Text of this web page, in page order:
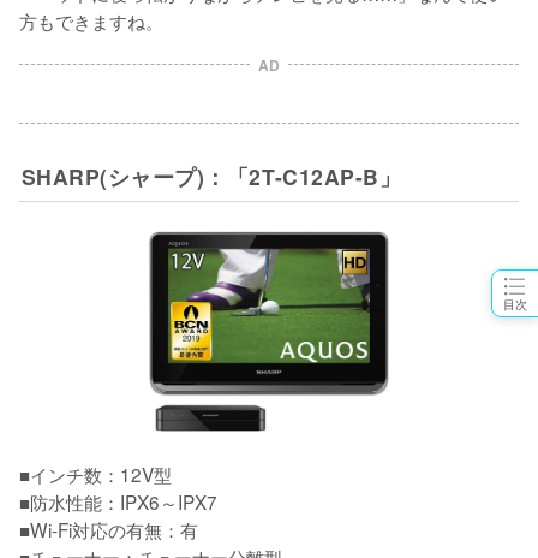
目次
方もできますね。
AD
SHARP(シャープ)：「2T-C12AP-B」
■インチ数：12V型
■防水性能：IPX6～IPX7
■Wi-Fi対応の有無：有